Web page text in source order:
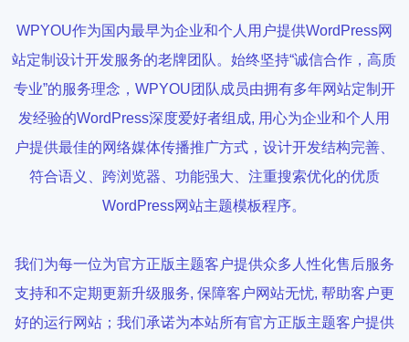
WPYOU作为国内最早为企业和个人用户提供WordPress网
站定制设计开发服务的老牌团队。始终坚持“诚信合作，高质
专业”的服务理念，WPYOU团队成员由拥有多年网站定制开
发经验的WordPress深度爱好者组成, 用心为企业和个人用
户提供最佳的网络媒体传播推广方式，设计开发结构完善、
符合语义、跨浏览器、功能强大、注重搜索优化的优质
WordPress网站主题模板程序。
我们为每一位为官方正版主题客户提供众多人性化售后服务
支持和不定期更新升级服务, 保障客户网站无忧, 帮助客户更
好的运行网站；我们承诺为本站所有官方正版主题客户提供